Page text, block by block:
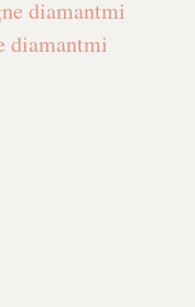
diamantmi